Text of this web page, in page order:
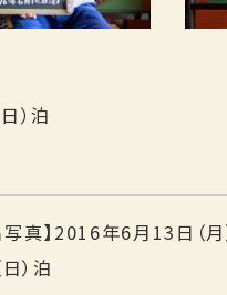
）泊
写真】2016年6月13日（
）泊